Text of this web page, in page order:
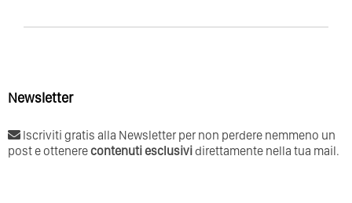
Newsletter
Iscriviti gratis alla Newsletter per non perdere nemmeno un
post e ottenerecontenuti esclusividirettamente nella tua mail.